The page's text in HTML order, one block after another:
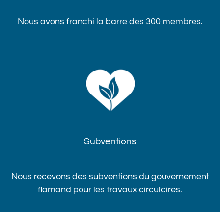
Nous avons franchi la barre des 300 membres.‍‌‌‍‌‍‍
Subventions
Nous recevons des subventions du gouvernement
flamand pour les travaux circulaires.‌‍